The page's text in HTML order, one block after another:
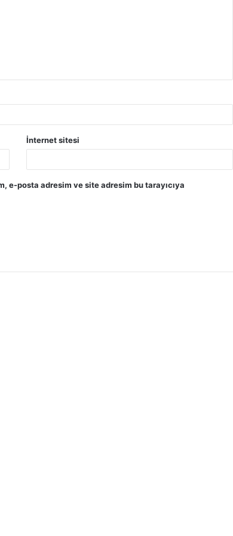
İnternet sitesi
e-posta adresim ve site adresim bu tarayıcıya